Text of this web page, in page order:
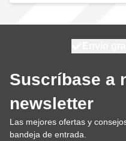
Suscríbase a
newsletter
Las mejores ofertas y
bandeja de entrada.